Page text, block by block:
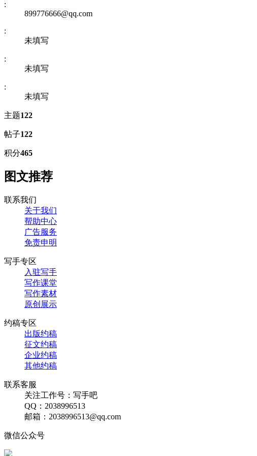
:
899776666@qq.com
:
未填写
:
未填写
:
未填写
主题122
帖子122
积分465
图文推荐
联系我们
关于我们
帮助中心
广告服务
免责申明
写手专区
入驻写手
写作课堂
写作素材
原创展示
约稿专区
出版约稿
征文约稿
企业约稿
其他约稿
联系客服
关注工作号：写手吧
QQ：2038996513
邮箱：2038996513@qq.com
微信公众号